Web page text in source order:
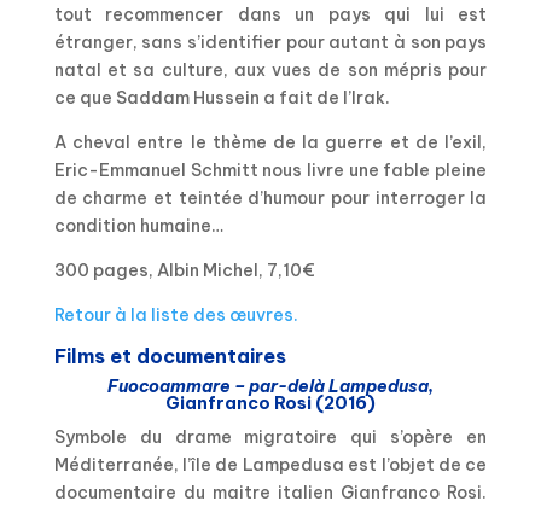
tout recommencer dans un pays qui lui est
étranger, sans s’identifier pour autant à son pays
natal et sa culture, aux vues de son mépris pour
ce que Saddam Hussein a fait de l’Irak.
A cheval entre le thème de la guerre et de l’exil,
Eric-Emmanuel Schmitt nous livre une fable pleine
de charme et teintée d’humour pour interroger la
condition humaine…
300 pages, Albin Michel, 7,10€
Retour à la liste des œuvres.
Films et documentaires
Fuocoammare – par-delà Lampedusa,
Gianfranco Rosi (2016)
Symbole du drame migratoire qui s’opère en
Méditerranée, l’île de Lampedusa est l’objet de ce
documentaire du maitre italien Gianfranco Rosi.